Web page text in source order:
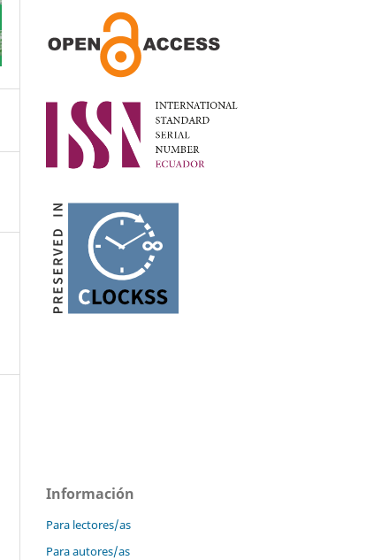
Información
Para lectores/as
Para autores/as